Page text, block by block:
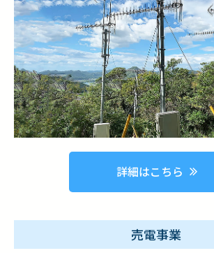
詳細はこちら
売電事業